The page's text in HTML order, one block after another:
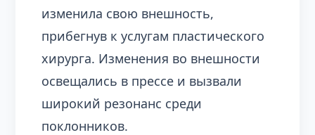
изменила свою внешность,
прибегнув к услугам пластического
хирурга. Изменения во внешности
освещались в прессе и вызвали
широкий резонанс среди
поклонников.